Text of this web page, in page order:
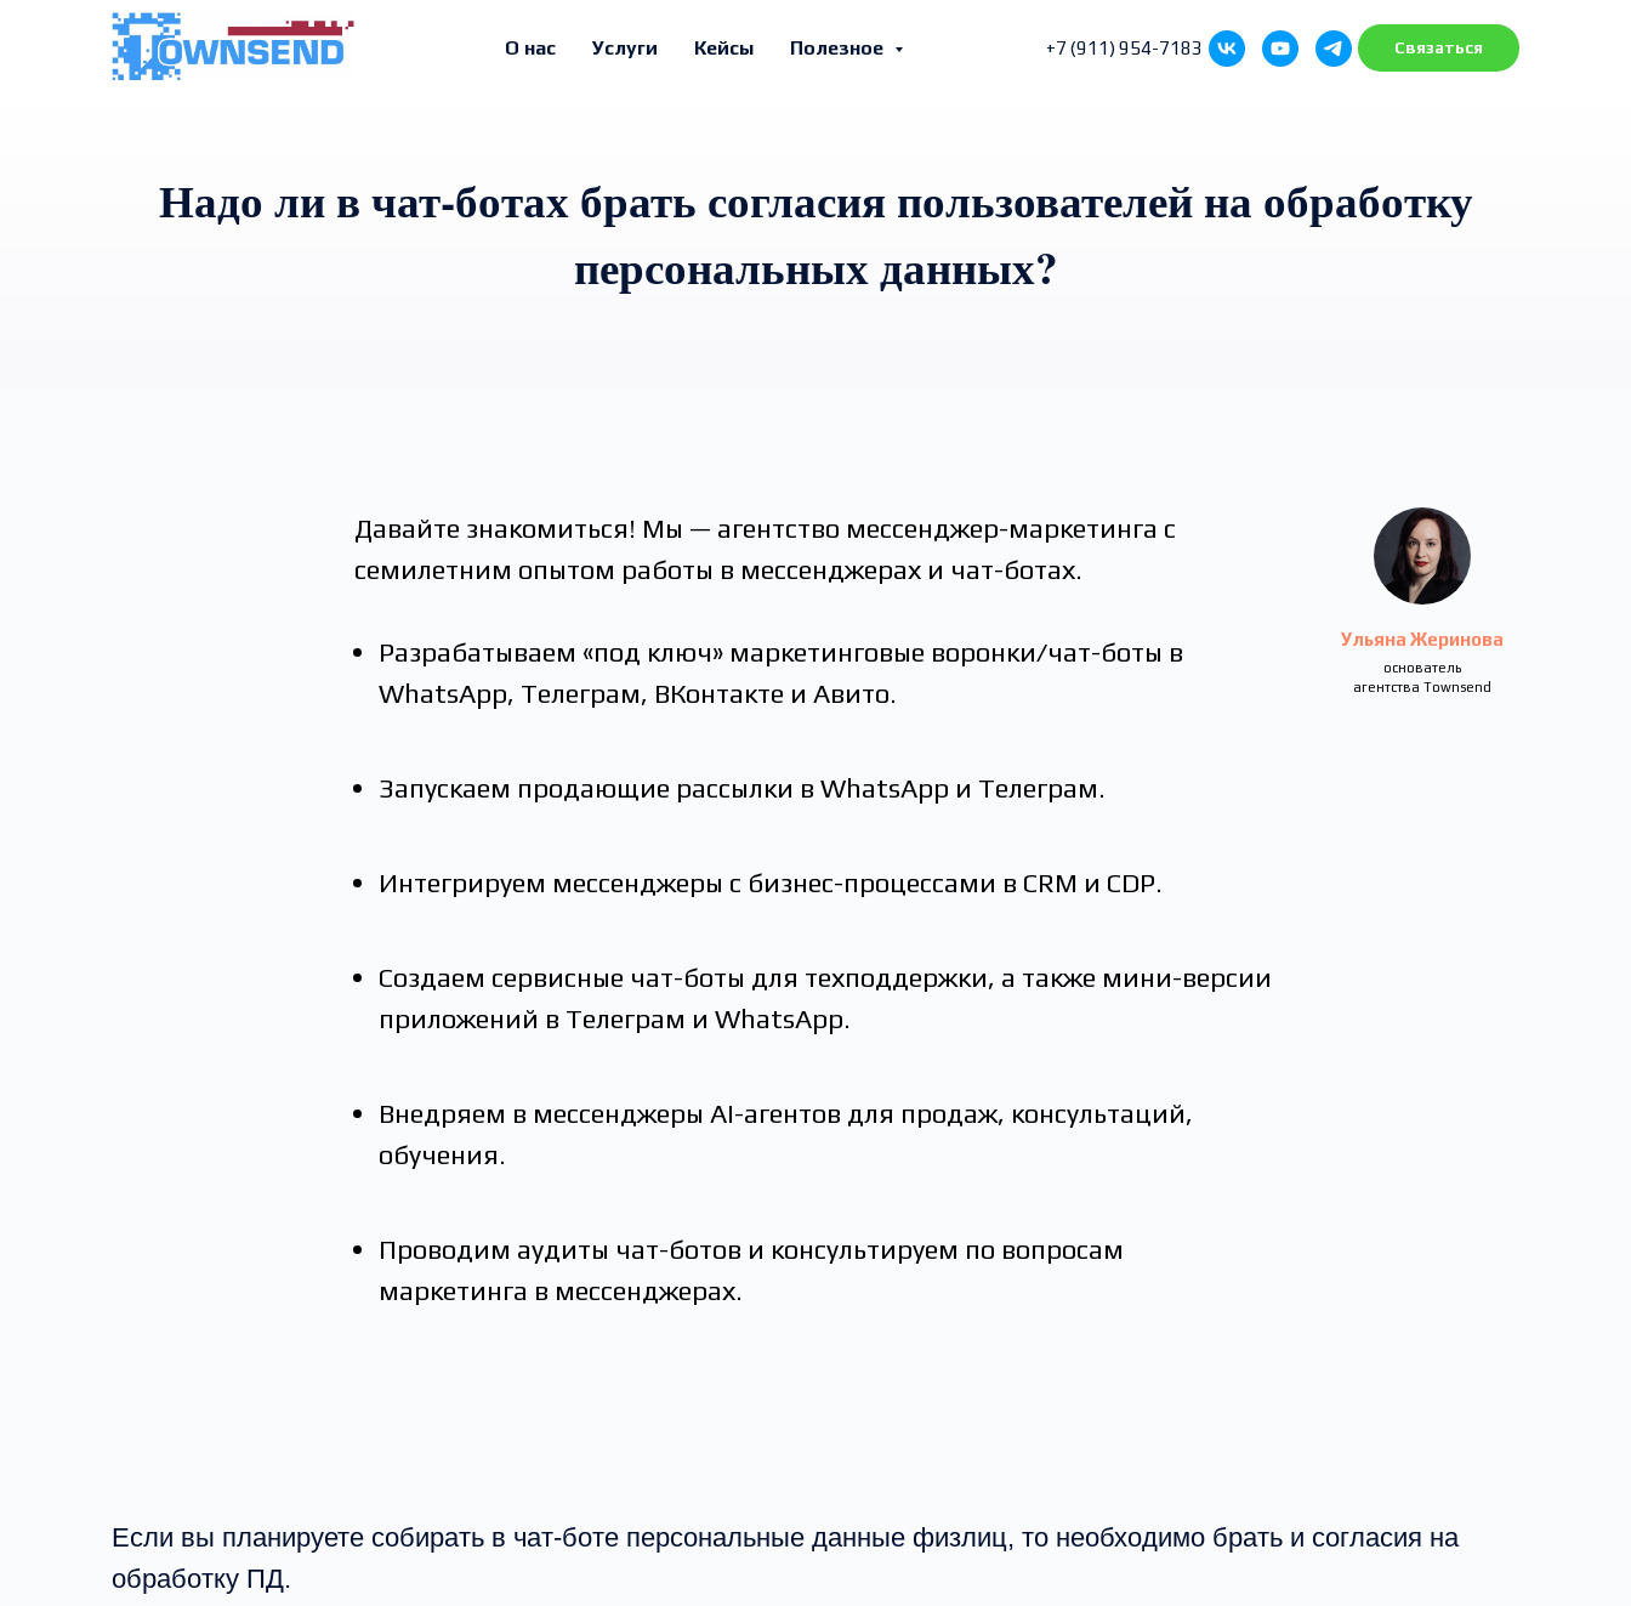
О нас Услуги Кейсы Полезное +7 (911) 954-7183 Связаться
Надо ли в чат-ботах брать согласия пользователей на обработку
персональных данных?
Давайте знакомиться! Мы — агентство мессенджер-маркетинга с
семилетним опытом работы в мессенджерах и чат-ботах.
Разрабатываем «под ключ» маркетинговые воронки/чат-боты в
WhatsApp, Телеграм, ВКонтакте и Авито.
Запускаем продающие рассылки в WhatsApp и Телеграм.
Интегрируем мессенджеры с бизнес-процессами в CRM и СDP.
Создаем сервисные чат-боты для техподдержки, а также мини-версии
приложений в Телеграм и WhatsApp.
Внедряем в мессенджеры AI-агентов для продаж, консультаций,
обучения.
Проводим аудиты чат-ботов и консультируем по вопросам
маркетинга в мессенджерах.
Ульяна Жеринова
основатель
агентства Townsend
Если вы планируете собирать в чат-боте персональные данные физлиц, то необходимо брать и согласия на
обработку ПД.